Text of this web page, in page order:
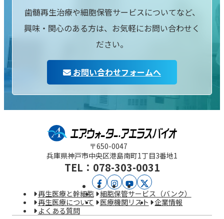
歯髄再生治療や細胞保管サービスについてなど、
興味・関心のある方は、お気軽にお問い合わせく
ださい。
お問い合わせフォームへ
〒650-0047
兵庫県神戸市中央区港島南町1丁目3番地1
TEL：078-303-0031
ア
エ
ア
エ
YouTube
X
再生医療と幹細胞
細胞保管サービス（バンク）
再生医療について
医療機関リスト
企業情報
よくある質問